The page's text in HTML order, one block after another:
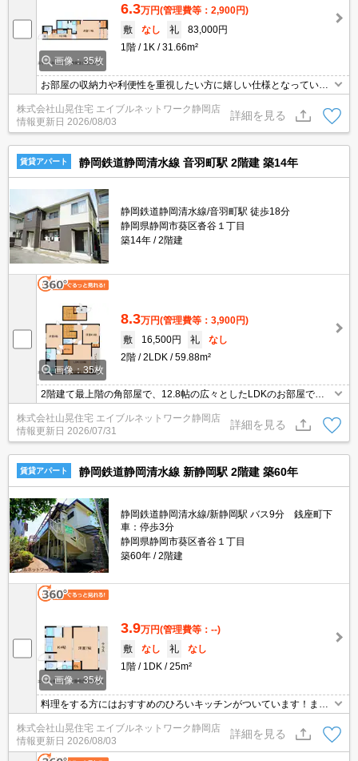
画像：35枚
6.3万円(管理費等：2,900円)
敷
なし 礼
83,000円
1階
1K 31.66m²
お部屋の収納力や利便性を重視したい方に嬉しい仕様となっていま
す♪衣類をすっきり片付けられるウォークインクローゼットに加え、
床下収納やシューズボックスも完備☆エアコンや照明器具があらか
じめ設置されているため、引越し時の手間や費用を軽減できるのも
嬉しいポイントです。角住戸のためプライベート感もあります(^^♪
株式会社山晃住宅 エイブルネットワーク静岡店
情報更新日 2026/08/03
詳細を見る
賃貸アパート 静岡鉄道静岡清水線 音羽町駅 2階建 築14年
静岡鉄道静岡清水線/音羽町駅 徒歩18分
静岡県静岡市葵区沓谷１丁目
築14年
2階建
画像：35枚
8.3万円(管理費等：3,900円)
敷
16,500円 礼
なし
2階
2LDK 59.88m²
2階建て最上階の角部屋で、12.8帖の広々としたLDKのお部屋で
す♪インターネット無料で月々の費用が抑えられ、防音性の高い床や
Low-E複層ガラスなど、快適性にこだわった造りです☆エアコンや
追焚、TVモニターホンなど毎日の生活に便利な設備も充実していま
株式会社山晃住宅 エイブルネットワーク静岡店
情報更新日 2026/07/31
詳細を見る
賃貸アパート 静岡鉄道静岡清水線 新静岡駅 2階建 築60年
静岡鉄道静岡清水線/新静岡駅 バス9分 銭座町下
車：停歩3分
静岡県静岡市葵区沓谷１丁目
築60年
2階建
画像：35枚
3.9万円(管理費等：--)
敷
なし 礼
なし
1階
1DK 25m²
料理をする方にはおすすめのひろいキッチンがついています！ま
た、街中までお仕事で通われている方などにもオススメ！駅までの
アクセスもいい立地の物件です☆オススメのお部屋です！！
株式会社山晃住宅 エイブルネットワーク静岡店
情報更新日 2026/08/03
詳細を見る